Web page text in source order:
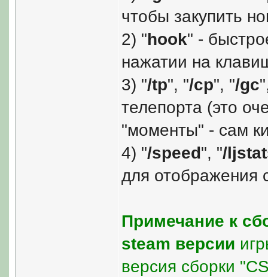
чтобы закупить
2) "hook" -
нажатии на
3) "/tp", "/cp", "/gc
телепорта (это
"моменты" - сам
4) "/speed", "/
для отображения
Примечание к
steam версии
версия сборки